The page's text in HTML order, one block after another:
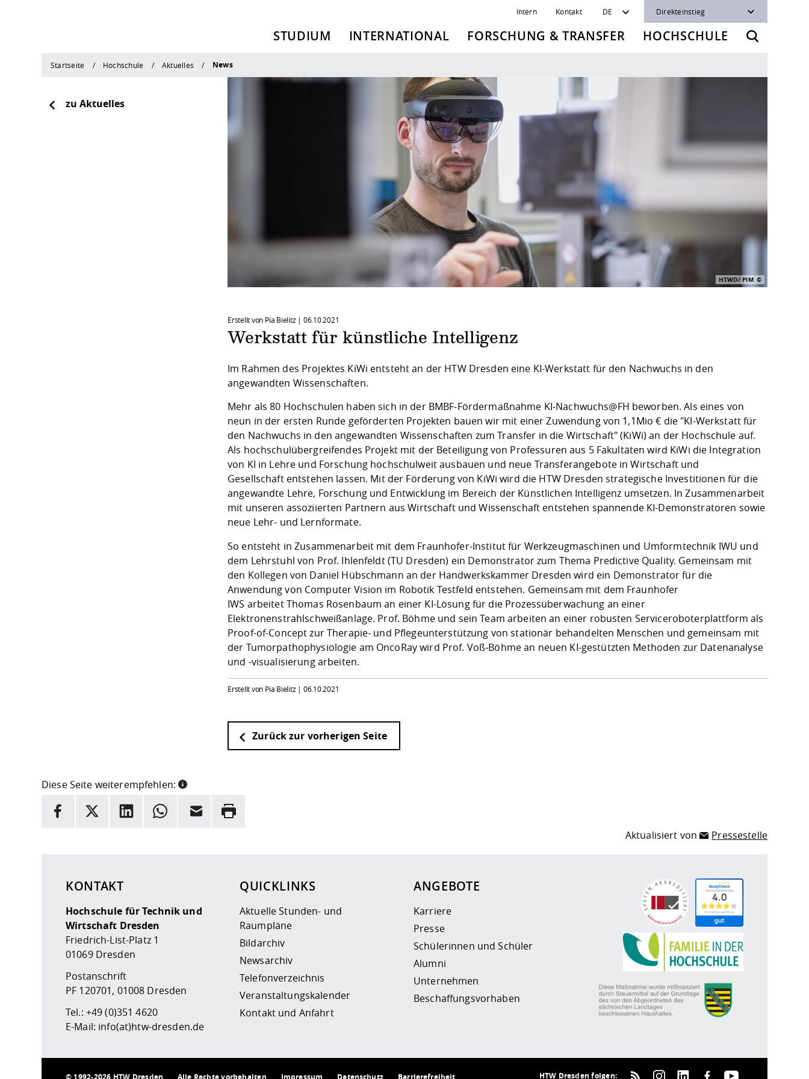
Intern Kontakt DE Direkteinstieg
STUDIUM INTERNATIONAL FORSCHUNG & TRANSFER HOCHSCHULE
Startseite Hochschule Aktuelles News
zu Aktuelles
HTWD/ PIM
Erstellt von Pia Bielitz | 06.10.2021
Werkstatt für künstliche Intelligenz
Im Rahmen des Projektes KiWi entsteht an der HTW Dresden eine KI-Werkstatt für den Nachwuchs in den
angewandten Wissenschaften.
Mehr als 80 Hochschulen haben sich in der BMBF-Fördermaßnahme KI-Nachwuchs@FH beworben. Als eines von
neun in der ersten Runde geförderten Projekten bauen wir mit einer Zuwendung von 1,1Mio € die "KI-Werkstatt für
den Nachwuchs in den angewandten Wissenschaften zum Transfer in die Wirtschaft" (KiWi) an der Hochschule auf.
Als hochschulübergreifendes Projekt mit der Beteiligung von Professuren aus 5 Fakultäten wird KiWi die Integration
von KI in Lehre und Forschung hochschulweit ausbauen und neue Transferangebote in Wirtschaft und
Gesellschaft entstehen lassen. Mit der Förderung von KiWi wird die HTW Dresden strategische Investitionen für die
angewandte Lehre, Forschung und Entwicklung im Bereich der Künstlichen Intelligenz umsetzen. In Zusammenarbeit
mit unseren assoziierten Partnern aus Wirtschaft und Wissenschaft entstehen spannende KI-Demonstratoren sowie
neue Lehr- und Lernformate.
So entsteht in Zusammenarbeit mit dem Fraunhofer-Institut für Werkzeugmaschinen und Umformtechnik IWU und
dem Lehrstuhl von Prof. Ihlenfeldt (TU Dresden) ein Demonstrator zum Thema Predictive Quality. Gemeinsam mit
den Kollegen von Daniel Hübschmann an der Handwerkskammer Dresden wird ein Demonstrator für die
Anwendung von Computer Vision im Robotik Testfeld entstehen. Gemeinsam mit dem Fraunhofer
IWS arbeitetThomas Rosenbaum an einer KI-Lösung für die Prozessüberwachung an einer
Elektronenstrahlschweißanlage. Prof. Böhme und sein Team arbeiten an einer robusten Serviceroboterplattform als
Proof-of-Concept zur Therapie- und Pflegeunterstützung von stationär behandelten Menschen und gemeinsam mit
der Tumorpathophysiologie am OncoRay wird Prof. Voß-Böhme an neuen KI-gestützten Methoden zur Datenanalyse
und -visualisierung arbeiten.
Erstellt von Pia Bielitz | 06.10.2021
Zurück zur vorherigen Seite
Diese Seite weiterempfehlen:
INFORMATION
Facebook
X LinkedInWhatsappE-Mail Drucken
Aktualisiert von Pressestelle
KONTAKT
Hochschule für Technik und
Wirtschaft Dresden
Friedrich-List-Platz 1
01069 Dresden
Postanschrift
PF 120701, 01008 Dresden
Tel.: +49 (0)351 4620
E-Mail: info(at)htw-dresden.de
QUICKLINKS
Aktuelle Stunden- und
Raumpläne
Bildarchiv
Newsarchiv
Telefonverzeichnis
Veranstaltungskalender
Kontakt und Anfahrt
ANGEBOTE
Karriere
Presse
Schülerinnen und Schüler
Alumni
Unternehmen
Beschaffungsvorhaben
© 1992-2026 HTW Dresden Alle Rechte vorbehalten Impressum Datenschutz Barrierefreiheit HTW Dresden folgen: